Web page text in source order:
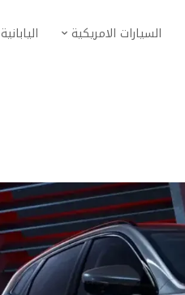
السيارات الامريكية اليابانية